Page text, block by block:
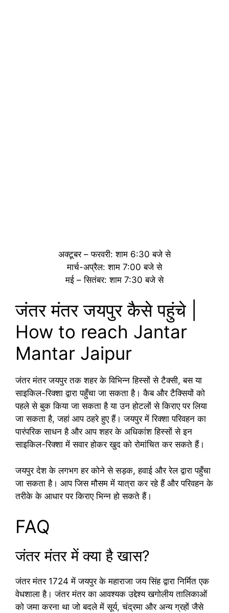
अक्टूबर – फरवरी: शाम 6:30 बजे से
मार्च-अप्रैल: शाम 7:00 बजे से
मई – सितंबर: शाम 7:30 बजे से
जंतर मंतर जयपुर कैसे पहुंचे |
How to reach Jantar
Mantar Jaipur
जंतर मंतर जयपुर तक शहर के विभिन्न हिस्सों से टैक्सी, बस या
साइकिल-रिक्शा द्वारा पहुँचा जा सकता है। कैब और टैक्सियों को
पहले से बुक किया जा सकता है या उन होटलों से किराए पर लिया
जा सकता है, जहां आप ठहरे हुए हैं। जयपुर में रिक्शा परिवहन का
पारंपरिक साधन है और आप शहर के अधिकांश हिस्सों से इन
साइकिल-रिक्शा में सवार होकर खुद को रोमांचित कर सकते हैं।
जयपुर देश के लगभग हर कोने से सड़क, हवाई और रेल द्वारा पहुँचा
जा सकता है। आप जिस मौसम में यात्रा कर रहे हैं और परिवहन के
तरीके के आधार पर किराए भिन्न हो सकते हैं।
FAQ
जंतर मंतर में क्या है खास?
जंतर मंतर 1724 में जयपुर के महाराजा जय सिंह द्वारा निर्मित एक
वेधशाला है। जंतर मंतर का आवश्यक उद्देश्य खगोलीय तालिकाओं
को जमा करना था जो बदले में सूर्य, चंद्रमा और अन्य ग्रहों जैसे